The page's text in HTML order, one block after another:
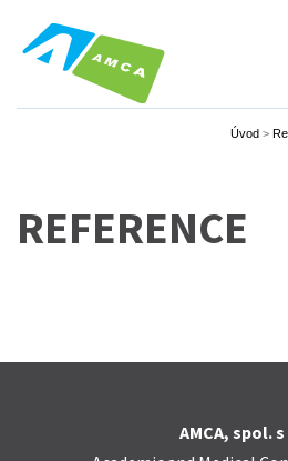
Úvod >
REFERENCE
AMCA, spol. s